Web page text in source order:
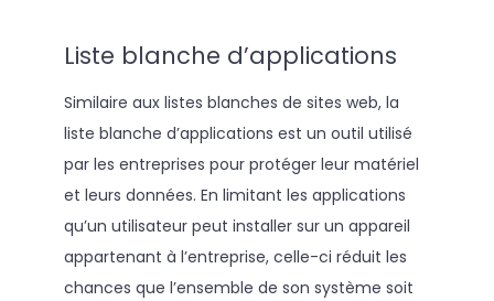
Liste blanche d’applications
Similaire aux listes blanches de sites web, la
liste blanche d’applications est un outil utilisé
par les entreprises pour protéger leur matériel
et leurs données. En limitant les applications
qu’un utilisateur peut installer sur un appareil
appartenant à l’entreprise, celle-ci réduit les
chances que l’ensemble de son système soit